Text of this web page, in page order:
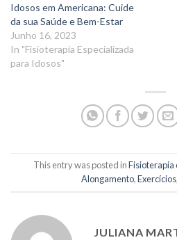
Idosos em Americana: Cuide
da sua Saúde e Bem-Estar
Junho 16, 2023
In "Fisioterapia Especializada
para Idosos"
This entry was posted inFisioterapia
Alongamento,Exercícios,
JULIANA